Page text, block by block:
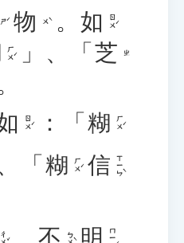
ㄕˊ 物 ㄨˋ 。 如 ㄖㄨˊ
ㄏㄨˊ 」、「 芝 ㄓ
ㄖㄨˊ ：「 糊 ㄏㄨˊ
「 糊 ㄏㄨˊ 信 ㄒㄧㄣˋ
ㄔㄨˇ 、 不 ㄅㄨˋ 明